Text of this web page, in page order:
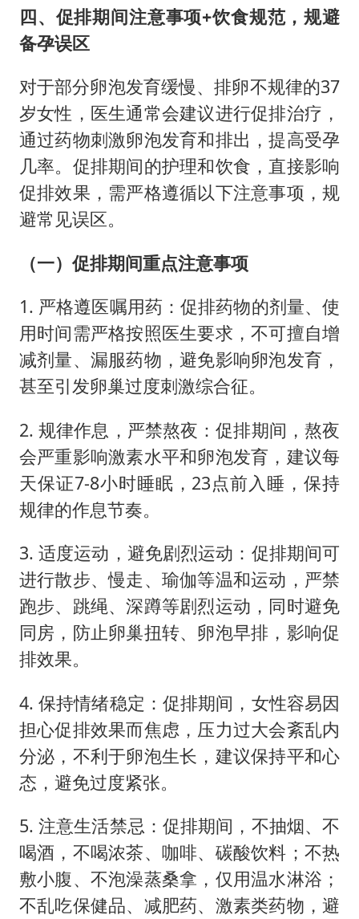
四、促排期间注意事项+饮食规范，规避
备孕误区
对于部分卵泡发育缓慢、排卵不规律的37
岁女性，医生通常会建议进行促排治疗，
通过药物刺激卵泡发育和排出，提高受孕
几率。促排期间的护理和饮食，直接影响
促排效果，需严格遵循以下注意事项，规
避常见误区。
（一）促排期间重点注意事项
1. 严格遵医嘱用药：促排药物的剂量、使
用时间需严格按照医生要求，不可擅自增
减剂量、漏服药物，避免影响卵泡发育，
甚至引发卵巢过度刺激综合征。
2. 规律作息，严禁熬夜：促排期间，熬夜
会严重影响激素水平和卵泡发育，建议每
天保证7-8小时睡眠，23点前入睡，保持
规律的作息节奏。
3. 适度运动，避免剧烈运动：促排期间可
进行散步、慢走、瑜伽等温和运动，严禁
跑步、跳绳、深蹲等剧烈运动，同时避免
同房，防止卵巢扭转、卵泡早排，影响促
排效果。
4. 保持情绪稳定：促排期间，女性容易因
担心促排效果而焦虑，压力过大会紊乱内
分泌，不利于卵泡生长，建议保持平和心
态，避免过度紧张。
5. 注意生活禁忌：促排期间，不抽烟、不
喝酒，不喝浓茶、咖啡、碳酸饮料；不热
敷小腹、不泡澡蒸桑拿，仅用温水淋浴；
不乱吃保健品、减肥药、激素类药物，避